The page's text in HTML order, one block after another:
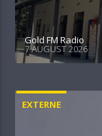
Gold FM Radio
7 AUGUST 2026
EXTERNE